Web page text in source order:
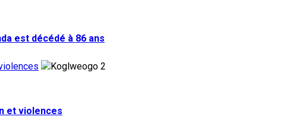
est décédé à 86 ans
2
et violences